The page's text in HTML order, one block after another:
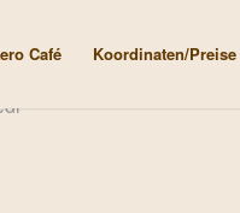
Café Koordinaten/Preise